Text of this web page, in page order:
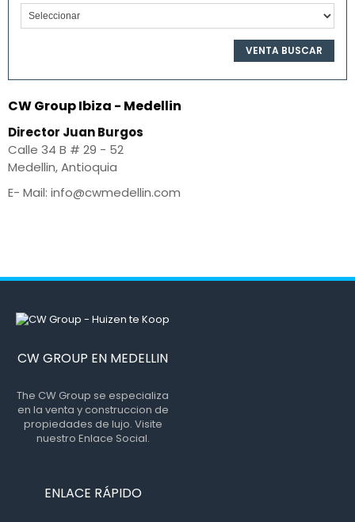
CW Group Ibiza - Medellin
Director Juan Burgos
Calle 34 B # 29 - 52
Medellin, Antioquia
E- Mail: info@cwmedellin.com
CW GROUP EN MEDELLIN
The CW Group se especializa
en la venta y construccion de
propiedades de lujo. Visite
nuestro Enlace Social.
ENLACE RÁPIDO